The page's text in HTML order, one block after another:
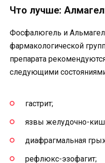
Что лучше:
Фосфалюгель и
фармакологической
препарата
следующими
гастрит;
язвы желудочно-
диафрагмальная
рефлюкс-эзофагит;